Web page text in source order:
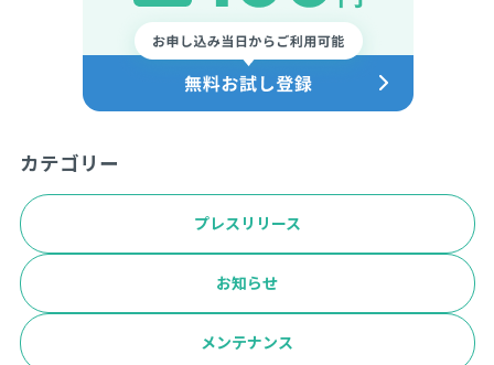
カテゴリー
プレスリリース
お知らせ
メンテナンス